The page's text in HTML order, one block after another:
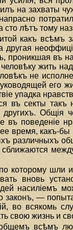
на захваты
лѣтъ тому
какъ всѣмъ
проникшая въ
жить
не
его
упадка
въ секты такъ
Общiя
поведенiе
время, какъ-
различныхъ
которому шли
вновь
насилiемъ
—
во всякомь
свою жизнь и
всѣмъ